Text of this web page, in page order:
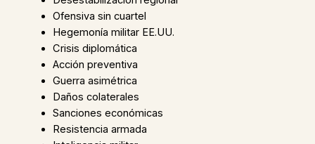
Ofensiva sin cuartel
Hegemonía militar EE.UU.
Crisis diplomática
Acción preventiva
Guerra asimétrica
Daños colaterales
Sanciones económicas
Resistencia armada